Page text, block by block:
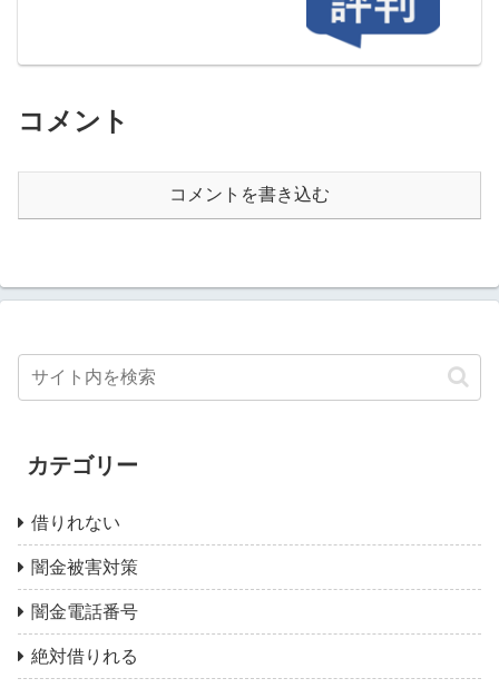
コメント
コメントを書き込む
カテゴリー
借りれない
闇金被害対策
闇金電話番号
絶対借りれる